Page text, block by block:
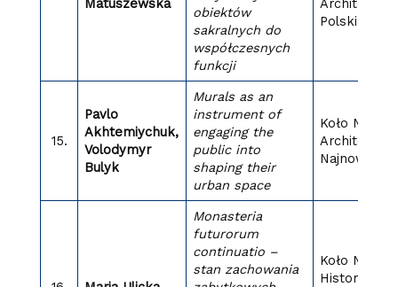
Matuszewska
obiektów
sakralnych do
współczesnych
funkcji
Architektury
Polskiej
15.
Pavlo
Akhtemiychuk,
Volodymyr
Bulyk
Murals as an
instrument of
engaging the
public into
shaping their
urban space
Koło
Architektura
Najnowsza
Monasteria
futurorum
continuatio –
stan zachowania
Koło
Historii